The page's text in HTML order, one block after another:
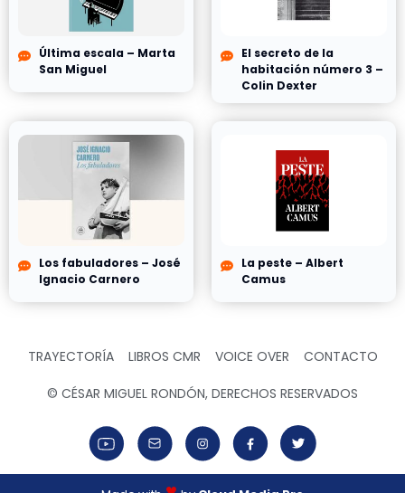
Última escala – Marta
San Miguel
El secreto de la
habitación número 3 –
Colin Dexter
Los fabuladores – José
Ignacio Carnero
La peste – Albert
Camus
TRAYECTORÍA LIBROS CMR VOICE OVER CONTACTO
© CÉSAR MIGUEL RONDÓN, DERECHOS RESERVADOS